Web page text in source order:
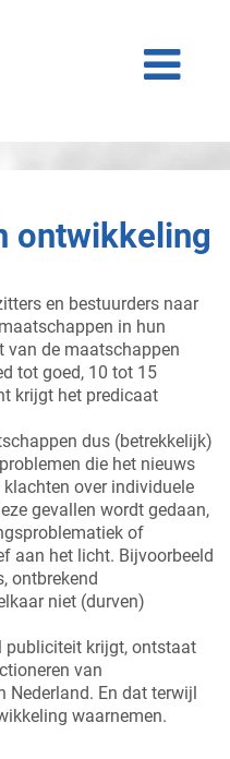
ontwikkeling
en bestuurders naar
in hun
van de maatschappen
tot goed, 10 tot 15
krijgt het predicaat
dus (betrekkelijk)
die het nieuws
over individuele
gevallen wordt gedaan,
of
aan het licht. Bijvoorbeeld
ontbrekend
niet (durven)
publiciteit krijgt, ontstaat
van
Nederland. En dat terwijl
waarnemen.
Home
Ons team
Nieuws
Klantlogin
Contact